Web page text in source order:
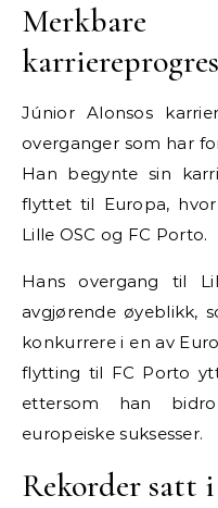
Merkbare
Júnior Alonsos
overganger som har
Han begynte sin
flyttet til Europa,
Lille OSC og FC Porto.
Hans overgang til
avgjørende øyeblikk,
konkurrere i en av
flytting til FC Porto
ettersom han
europeiske suksesser.
Rekorder satt